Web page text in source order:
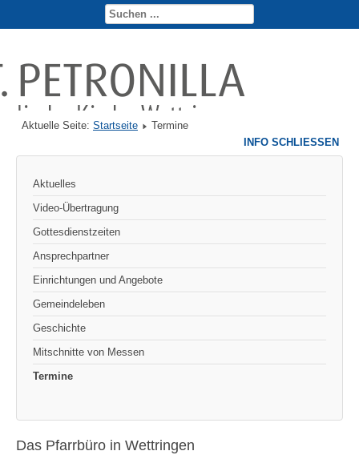
Aktuelle Seite: Startseite Termine
Aktuelles
Video-Übertragung
Gottesdienstzeiten
Ansprechpartner
Einrichtungen und Angebote
Gemeindeleben
Geschichte
Mitschnitte von Messen
Termine
Das Pfarrbüro in Wettringen
INFO SCHLIESSEN